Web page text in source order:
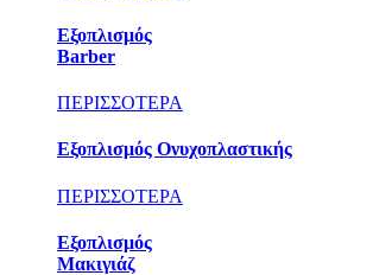
Εξοπλισμός
Barber
ΠΕΡΙΣΣΟΤΕΡΑ
Εξοπλισμός Ονυχοπλαστικής
ΠΕΡΙΣΣΟΤΕΡΑ
Εξοπλισμός
Μακιγιάζ